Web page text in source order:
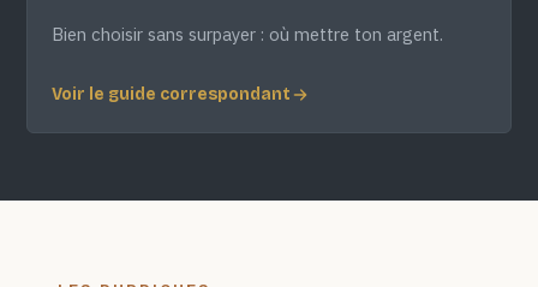
Bien choisir sans surpayer : où mettre ton argent.
Voir le guide correspondant